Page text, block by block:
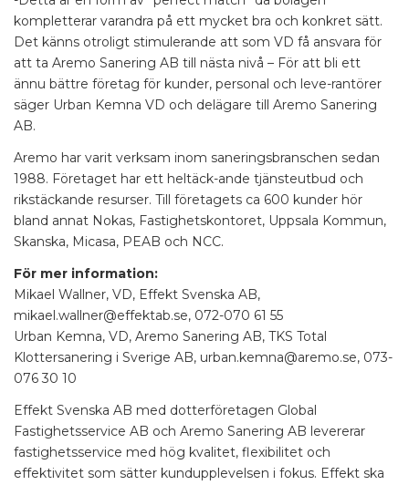
kompletterar varandra på ett mycket bra och konkret sätt.
Det känns otroligt stimulerande att som VD få ansvara för
att ta Aremo Sanering AB till nästa nivå – För att bli ett
ännu bättre företag för kunder, personal och leve-rantörer
säger Urban Kemna VD och delägare till Aremo Sanering
AB.
Aremo har varit verksam inom saneringsbranschen sedan
1988. Företaget har ett heltäck-ande tjänsteutbud och
rikstäckande resurser. Till företagets ca 600 kunder hör
bland annat Nokas, Fastighetskontoret, Uppsala Kommun,
Skanska, Micasa, PEAB och NCC.
För mer information:
Mikael Wallner, VD, Effekt Svenska AB,
mikael.wallner@effektab.se, 072-070 61 55
Urban Kemna, VD, Aremo Sanering AB, TKS Total
Klottersanering i Sverige AB, urban.kemna@aremo.se, 073-
076 30 10
Effekt Svenska AB med dotterföretagen Global
Fastighetsservice AB och Aremo Sanering AB levererar
fastighetsservice med hög kvalitet, flexibilitet och
effektivitet som sätter kundupplevelsen i fokus. Effekt ska